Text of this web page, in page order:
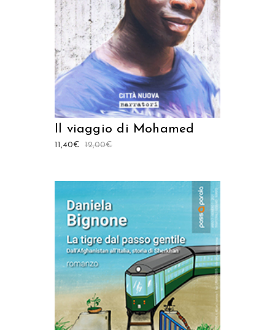
Il viaggio di Mohamed
12,00€
11,40€
AGGIUNGI AL CARRELLO